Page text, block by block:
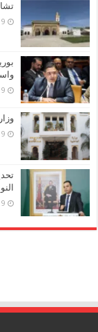
9 مارس، 2026
9 مارس، 2026
9 مارس، 2026
9 مارس، 2026